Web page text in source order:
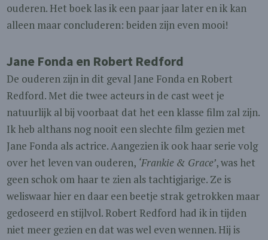
ouderen. Het boek las ik een paar jaar later en ik kan
alleen maar concluderen: beiden zijn even mooi!
Jane Fonda en Robert Redford
De ouderen zijn in dit geval Jane Fonda en Robert
Redford. Met die twee acteurs in de cast weet je
natuurlijk al bij voorbaat dat het een klasse film zal zijn.
Ik heb althans nog nooit een slechte film gezien met
Jane Fonda als actrice. Aangezien ik ook haar serie volg
over het leven van ouderen, ‘Frankie & Grace’, was het
geen schok om haar te zien als tachtigjarige. Ze is
weliswaar hier en daar een beetje strak getrokken maar
gedoseerd en stijlvol. Robert Redford had ik in tijden
niet meer gezien en dat was wel even wennen. Hij is